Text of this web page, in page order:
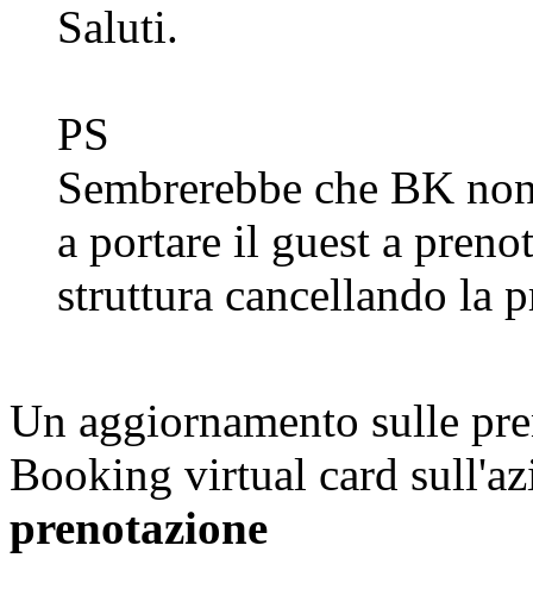
Saluti.
PS
Sembrerebbe che BK
a portare il guest a
struttura cancellando la
Un aggiornamento sulle
Booking virtual card
prenotazione